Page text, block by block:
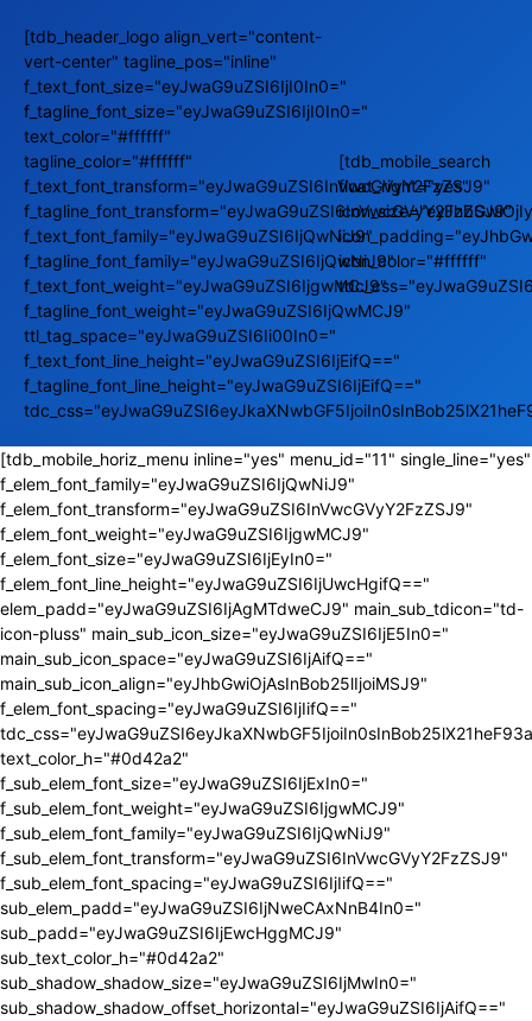
[tdb_header_logo align_vert="content-
vert-center" tagline_pos="inline"
f_text_font_size="eyJwaG9uZSI6IjI0In0="
f_tagline_font_size="eyJwaG9uZSI6IjI0In0="
text_color="#ffffff"
tagline_color="#ffffff"
f_text_font_transform="eyJwaG9uZSI6InVwcGVyY2FzZSJ9"
f_tagline_font_transform="eyJwaG9uZSI6InVwcGVyY2FzZSJ9"
f_text_font_family="eyJwaG9uZSI6IjQwNiJ9"
f_tagline_font_family="eyJwaG9uZSI6IjQwNiJ9"
f_text_font_weight="eyJwaG9uZSI6IjgwMCJ9"
f_tagline_font_weight="eyJwaG9uZSI6IjQwMCJ9"
ttl_tag_space="eyJwaG9uZSI6Ii00In0="
f_text_font_line_height="eyJwaG9uZSI6IjEifQ=="
f_tagline_font_line_height="eyJwaG9uZSI6IjEifQ=="
[tdb_mobile_search
float_right="yes"
icon_color="#ffffff"
[tdb_mobile_horiz_menu inline="yes" menu_id="11" single_line="yes"
f_elem_font_family="eyJwaG9uZSI6IjQwNiJ9"
f_elem_font_transform="eyJwaG9uZSI6InVwcGVyY2FzZSJ9"
f_elem_font_weight="eyJwaG9uZSI6IjgwMCJ9"
f_elem_font_size="eyJwaG9uZSI6IjEyIn0="
f_elem_font_line_height="eyJwaG9uZSI6IjUwcHgifQ=="
elem_padd="eyJwaG9uZSI6IjAgMTdweCJ9" main_sub_tdicon="td-
icon-pluss" main_sub_icon_size="eyJwaG9uZSI6IjE5In0="
main_sub_icon_space="eyJwaG9uZSI6IjAifQ=="
main_sub_icon_align="eyJhbGwiOjAsInBob25lIjoiMSJ9"
f_elem_font_spacing="eyJwaG9uZSI6IjIifQ=="
text_color_h="#0d42a2"
f_sub_elem_font_size="eyJwaG9uZSI6IjExIn0="
f_sub_elem_font_weight="eyJwaG9uZSI6IjgwMCJ9"
f_sub_elem_font_family="eyJwaG9uZSI6IjQwNiJ9"
f_sub_elem_font_transform="eyJwaG9uZSI6InVwcGVyY2FzZSJ9"
f_sub_elem_font_spacing="eyJwaG9uZSI6IjIifQ=="
sub_elem_padd="eyJwaG9uZSI6IjNweCAxNnB4In0="
sub_padd="eyJwaG9uZSI6IjEwcHggMCJ9"
sub_text_color_h="#0d42a2"
sub_shadow_shadow_size="eyJwaG9uZSI6IjMwIn0="
sub_shadow_shadow_offset_horizontal="eyJwaG9uZSI6IjAifQ=="